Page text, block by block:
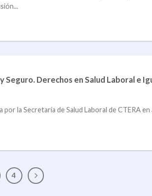
Seguro. Derechos en Salud Laboral e
por la Secretaría de Salud Laboral de CTERA en
4